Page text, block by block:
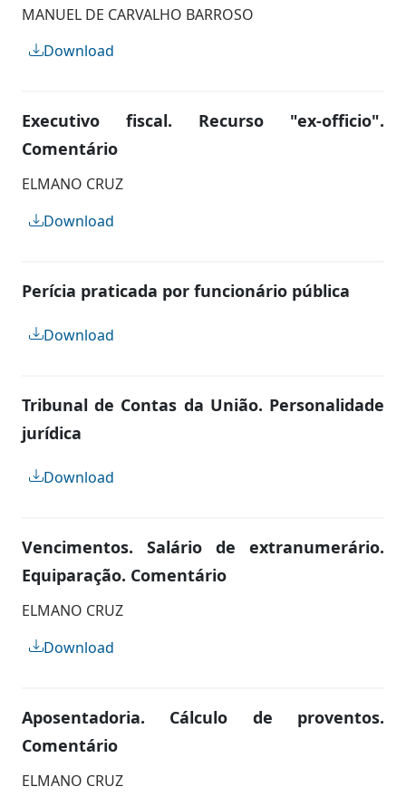
MANUEL DE CARVALHO BARROSO
Download
Executivo fiscal. Recurso "ex-officio".
Comentário
ELMANO CRUZ
Download
Perícia praticada por funcionário pública
Download
Tribunal de Contas da União. Personalidade
jurídica
Download
Vencimentos. Salário de extranumerário.
Equiparação. Comentário
ELMANO CRUZ
Download
Aposentadoria. Cálculo de proventos.
Comentário
ELMANO CRUZ